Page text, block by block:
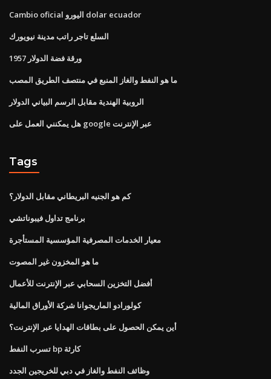
Cambio oficial اليورو dolar ecuador
السلع تاجر راتب مدينة نيويورك
ورقة فضة الدولار 1957
ما هو النفط والغاز المنبع في منتصف الطريق المصب
الروبية الهندية مقابل الرسم البياني الدولار
هل يمكنني العمل على google عبر الإنترنت
Tags
كم هو الجنيه البريطاني مقابل الدولار؟
برنامج تداول فيبوناتشي
معيار الخدمات المصرفية المؤسسية المستأجرة
ما هو المخزون غير المصوت
أفضل التخزين السحابي عبر الإنترنت للأعمال
كولورادو الماريجوانا شركة الأوراق المالية
أين يمكن الحصول على بطاقات الهدايا عبر الإنترنت؟
تسرب النفط bp كارثة
وظائف النفط والغاز في دبي للخريجين الجدد